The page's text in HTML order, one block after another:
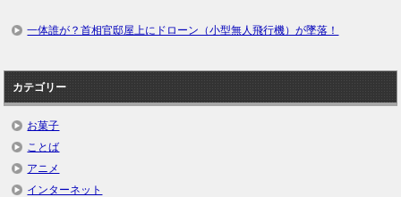
一体誰が？首相官邸屋上にドローン（小型無人飛行機）が墜落！
カテゴリー
お菓子
ことば
アニメ
インターネット